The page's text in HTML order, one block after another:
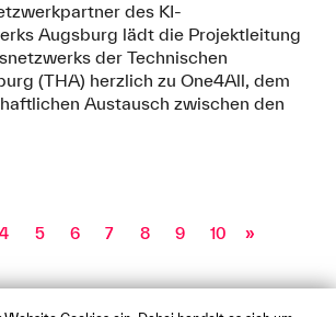
des KI-
Augsburg lädt die Projektleitung
der Technischen
(THA) herzlich zu One4All, dem
Austausch zwischen den
4 5 6 7 8 9 10 »